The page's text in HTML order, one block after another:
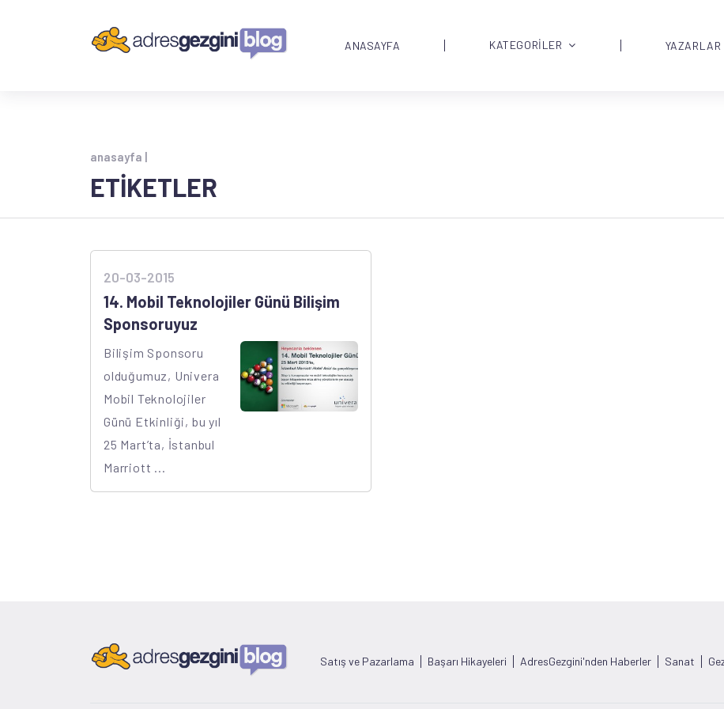
ANASAYFA KATEGORİLER YAZARLAR
anasayfa |
ETİKETLER
20-03-2015
14. Mobil Teknolojiler Günü Bilişim
Sponsoruyuz
Bilişim Sponsoru
olduğumuz, Univera
Mobil Teknolojiler
Günü Etkinliği, bu yıl
25 Mart’ta, İstanbul
Marriott ...
Satış ve Pazarlama Başarı Hikayeleri AdresGezgini'nden Haberler Sanat